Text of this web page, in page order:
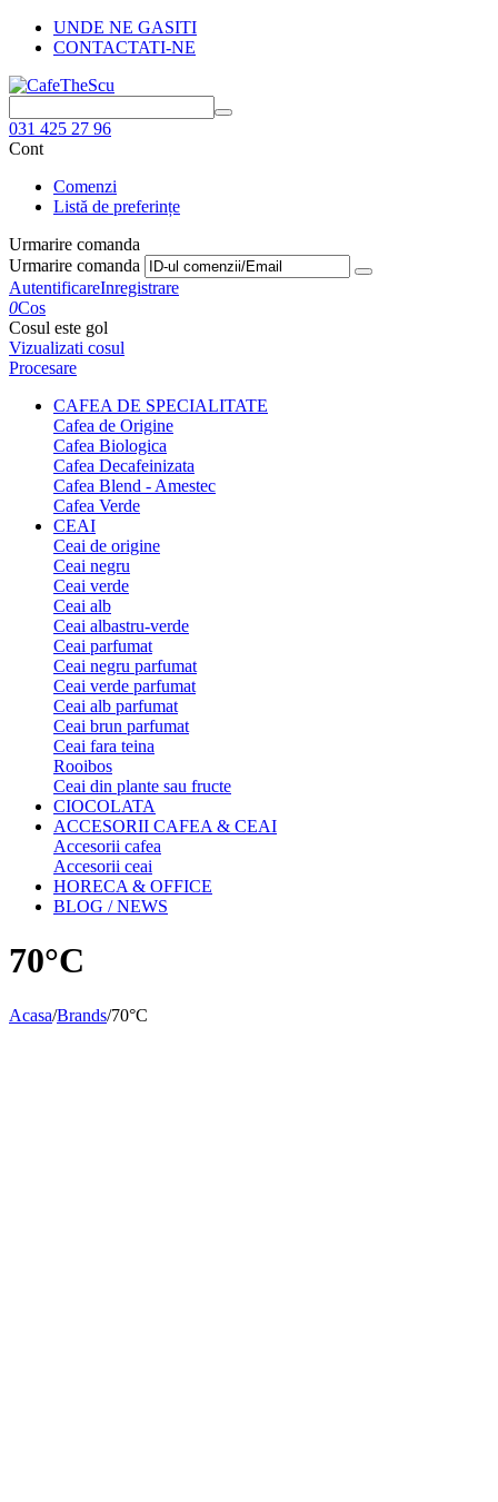
UNDE NE GASITI
CONTACTATI-NE
031 425 27 96
Cont
Comenzi
Listă de preferințe
Urmarire comanda
Urmarire comanda
AutentificareInregistrare
0Cos
Cosul este gol
Vizualizati cosul
Procesare
CAFEA DE SPECIALITATE
Cafea de Origine
Cafea Biologica
Cafea Decafeinizata
Cafea Blend - Amestec
Cafea Verde
CEAI
Ceai de origine
Ceai negru
Ceai verde
Ceai alb
Ceai albastru-verde
Ceai parfumat
Ceai negru parfumat
Ceai verde parfumat
Ceai alb parfumat
Ceai brun parfumat
Ceai fara teina
Rooibos
Ceai din plante sau fructe
CIOCOLATA
ACCESORII CAFEA & CEAI
Accesorii cafea
Accesorii ceai
HORECA & OFFICE
BLOG / NEWS
70°C
Acasa/Brands/70°C